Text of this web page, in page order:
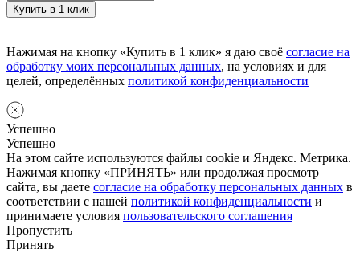
Нажимая на кнопку «Купить в 1 клик» я даю своё согласие на
обработку моих персональных данных, на условиях и для
целей, определённых политикой конфиденциальности
Успешно
Успешно
На этом сайте используются файлы cookie и Яндекс. Метрика.
Нажимая кнопку «ПРИНЯТЬ» или продолжая просмотр
сайта, вы даете согласие на обработку персональных данных в
соответствии с нашей политикой конфиденциальности и
принимаете условия пользовательского соглашения
Пропустить
Принять